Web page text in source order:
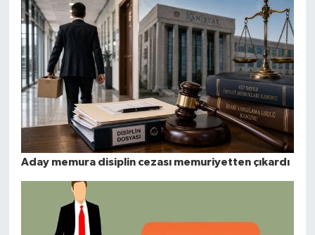
Aday memura disiplin cezası memuriyetten çıkardı